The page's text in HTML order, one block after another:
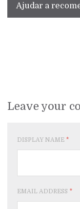
Ajudar a
Leave your
DISPLAY NAME *
EMAIL ADDRESS *